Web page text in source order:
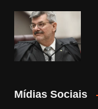
Mídias Sociais